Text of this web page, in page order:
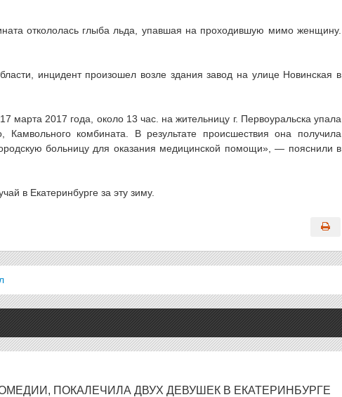
откололась глыба льда, упавшая на проходившую мимо женщину.
инцидент произошел возле здания завод на улице Новинская в
марта 2017 года, около 13 час. на жительницу г. Первоуральска упала
Камвольного комбината. В результате происшествия она получила
больницу для оказания медицинской помощи», — пояснили в
в Екатеринбурге за эту зиму.
ПОКАЛЕЧИЛА ДВУХ ДЕВУШЕК В ЕКАТЕРИНБУРГЕ